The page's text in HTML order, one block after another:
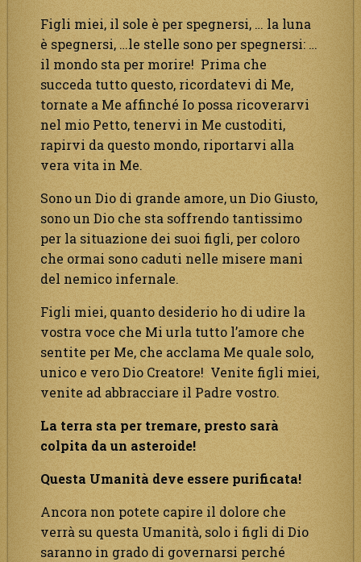
Figli miei, il sole è per spegnersi, … la luna
è spegnersi, …le stelle sono per spegnersi: …
il mondo sta per morire! Prima che
succeda tutto questo, ricordatevi di Me,
tornate a Me affinché Io possa ricoverarvi
nel mio Petto, tenervi in Me custoditi,
rapirvi da questo mondo, riportarvi alla
vera vita in Me.
Sono un Dio di grande amore, un Dio Giusto,
sono un Dio che sta soffrendo tantissimo
per la situazione dei suoi figli, per coloro
che ormai sono caduti nelle misere mani
del nemico infernale.
Figli miei, quanto desiderio ho di udire la
vostra voce che Mi urla tutto l’amore che
sentite per Me, che acclama Me quale solo,
unico e vero Dio Creatore! Venite figli miei,
venite ad abbracciare il Padre vostro.
La terra sta per tremare, presto sarà
colpita da un asteroide!
Questa Umanità deve essere purificata!
Ancora non potete capire il dolore che
verrà su questa Umanità, solo i figli di Dio
saranno in grado di governarsi perché